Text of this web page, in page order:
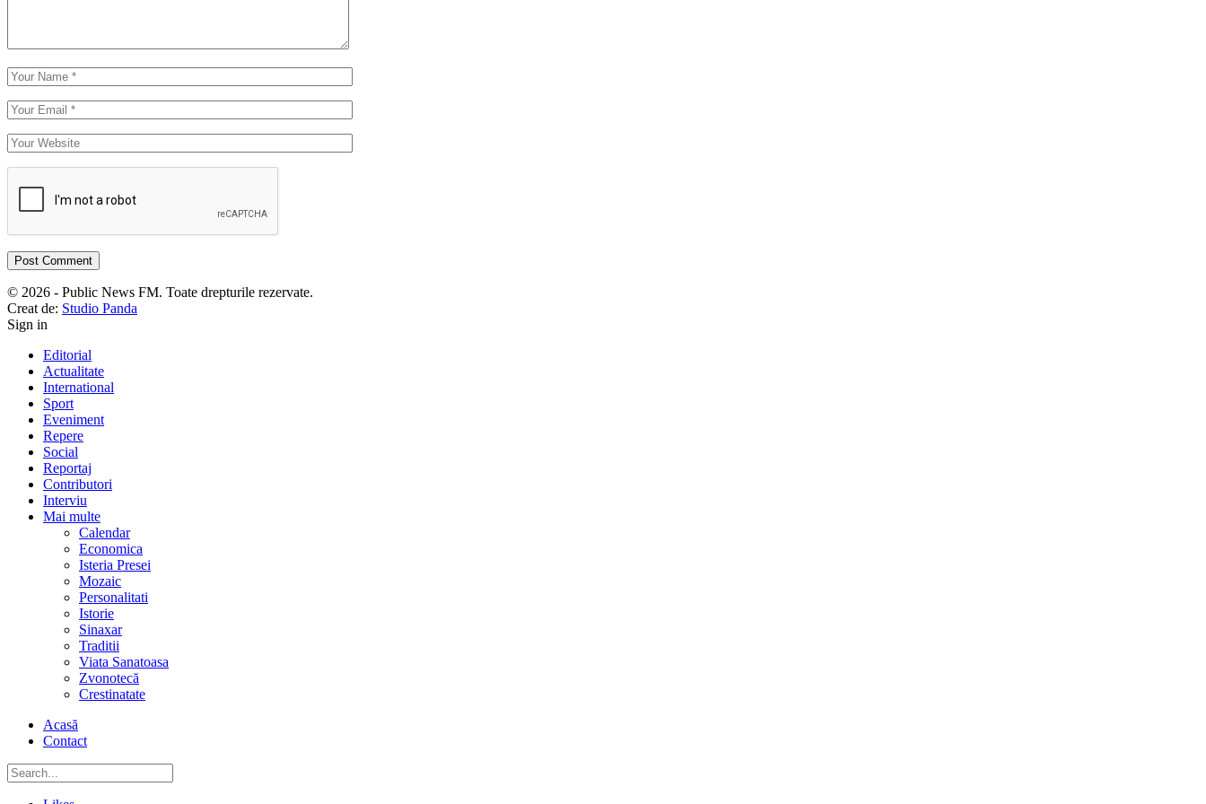
© 2026 - Public News FM. Toate drepturile rezervate.
Creat de: Studio Panda
Sign in
Editorial
Actualitate
International
Sport
Eveniment
Repere
Social
Reportaj
Contributori
Interviu
Mai multe
Calendar
Economica
Isteria Presei
Mozaic
Personalitati
Istorie
Sinaxar
Traditii
Viata Sanatoasa
Zvonotecă
Crestinatate
Acasă
Contact